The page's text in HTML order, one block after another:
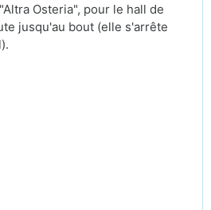
Osteria", pour le hall de
jusqu'au bout (elle s'arrête